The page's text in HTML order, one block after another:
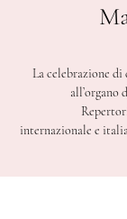
La celebrazione di
all’organo
internazionale e